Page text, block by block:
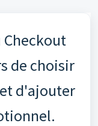
Checkout
de choisir
d'ajouter